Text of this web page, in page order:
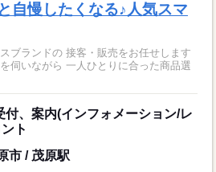
自慢したくなる♪人気スマ
ブランドの 接客・販売をお任せします
伺いながら 一人ひとりに合った商品選
付、案内(インフォメーション/レ
ト
市 / 茂原駅